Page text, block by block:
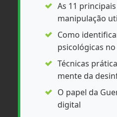
As 11
manipulação
Como
psicológicas
Técnicas
mente da
O papel da
digital